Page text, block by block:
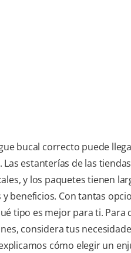
bucal correcto puede
estanterías de las
y los paquetes tienen
beneficios. Con tantas
tipo es mejor para ti. Para
considera tus
cómo elegir un